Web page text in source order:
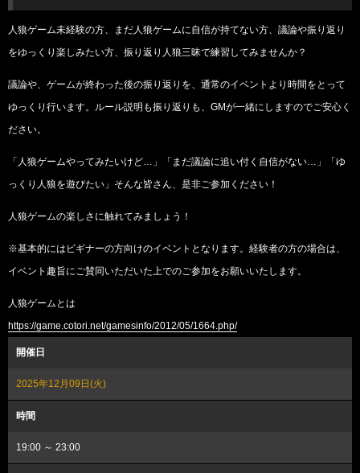
人狼ゲーム未経験の方、まだ人狼ゲームに自信が持てない方、議論や振り返り
をゆっくり楽しみたい方、振り返り人狼三昧で練習してみませんか？
議論や、ゲームが終わった後の振り返りを、通常のイベントより時間をとって
ゆっくり行います。ルール説明も振り返りも、GMが一緒にしますのでご安心く
ださい。
「人狼ゲームやってみたいけど…」「まだ議論に追い付く自信がない…」「ゆ
っくり人狼を遊びたい」そんな皆さん、是非ご参加ください！
人狼ゲームの楽しさに触れてみましょう！
※基本的にはビギナーの方向けのイベントとなります。経験者の方の場合は、
イベント趣旨にご賛同いただいた上でのご参加をお願いいたします。
人狼ゲームとは
https://game.cotori.net/gamesinfo/2012/05/1664.php/
開催日
2025年12月09日(火)
時間
19:00 ～ 23:00